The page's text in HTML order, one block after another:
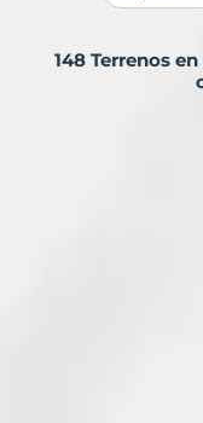
148 Terrenos